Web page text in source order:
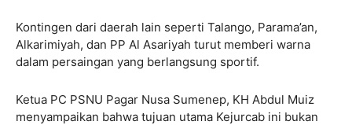
Kontingen dari daerah lain seperti Talango, Parama’an,
Alkarimiyah, dan PP Al Asariyah turut memberi warna
dalam persaingan yang berlangsung sportif.
Ketua PC PSNU Pagar Nusa Sumenep, KH Abdul Muiz
menyampaikan bahwa tujuan utama Kejurcab ini bukan